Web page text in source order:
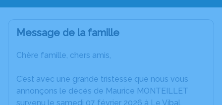
Message de la famille
Chère famille, chers amis,
C’est avec une grande tristesse que nous vous
annonçons le décès de Maurice MONTEILLET
survenu le samedi 07 février 2026 à Le Vibal.